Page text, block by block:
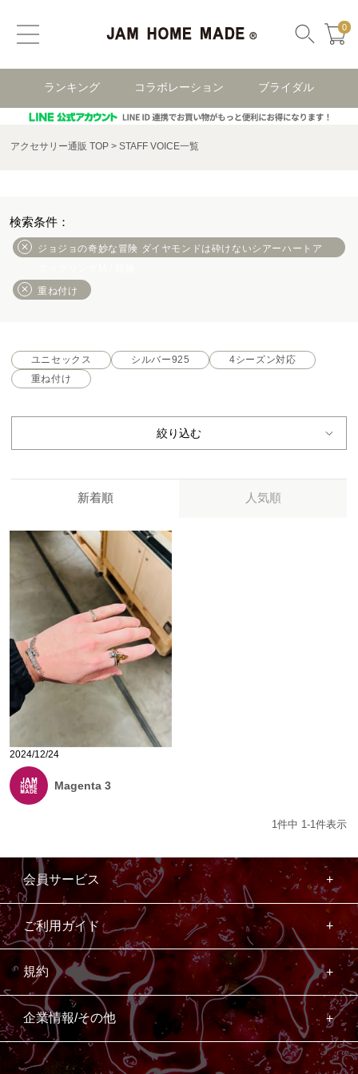
0
ランキング コラボレーション ブライダル
アクセサリー通販 TOP STAFF VOICE一覧
ジョジョの奇妙な冒険 ダイヤモンドは砕けないシアーハートア
重ね付け
ユニセックス シルバー925
4シーズン対応
重ね付け
絞り込む
新着順 人気順
2024/12/24
Magenta 3
1 件中 1 -1 件表示
会員サービス
ご利用ガイド
規約
企業情報/その他